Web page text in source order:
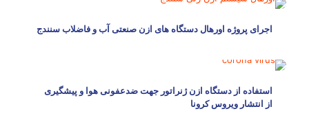
اجرای پروژه اورهال دستگاه های ازن صنعتی آب و فاضلاب سنندج
استفاده از دستگاه ازن ژنراتور جهت ضدعفونی هوا و پیشگیری
از انتشار ویروس کرونا